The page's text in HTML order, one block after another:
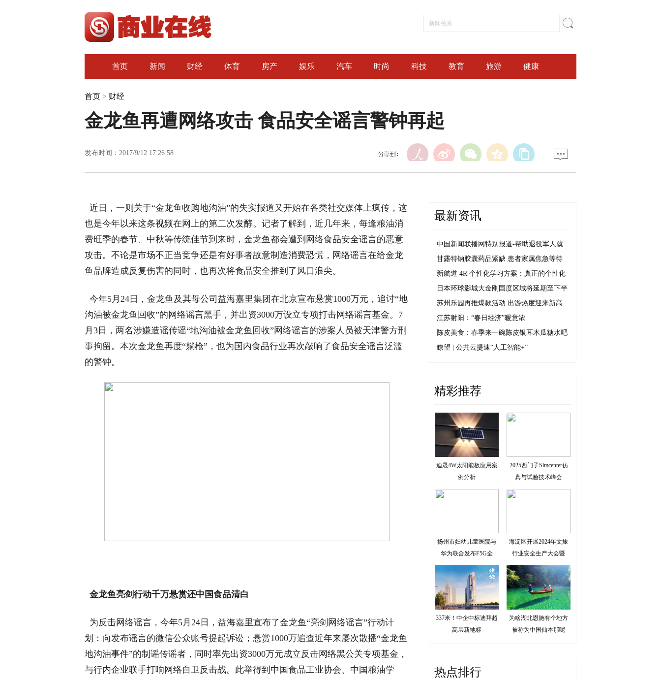
首页 新闻 财经 体育 房产 娱乐 汽车 时尚 科技 教育 旅游 健康
首页 > 财经
金龙鱼再遭网络攻击 食品安全谣言警钟再起
发布时间：2017/9/12 17:26:58
近日，一则关于“金龙鱼收购地沟油”的失实报道又开始在各类社交媒体上疯传，这
也是今年以来这条视频在网上的第二次发酵。记者了解到，近几年来，每逢粮油消
费旺季的春节、中秋等传统佳节到来时，金龙鱼都会遭到网络食品安全谣言的恶意
攻击。不论是市场不正当竞争还是有好事者故意制造消费恐慌，网络谣言在给金龙
鱼品牌造成反复伤害的同时，也再次将食品安全推到了风口浪尖。
今年5月24日，金龙鱼及其母公司益海嘉里集团在北京宣布悬赏1000万元，追讨“地
沟油被金龙鱼回收”的网络谣言黑手，并出资3000万设立专项打击网络谣言基金。7
月3日，两名涉嫌造谣传谣“地沟油被金龙鱼回收”网络谣言的涉案人员被天津警方刑
事拘留。本次金龙鱼再度“躺枪”，也为国内食品行业再次敲响了食品安全谣言泛滥
的警钟。
金龙鱼亮剑行动千万悬赏还中国食品清白
为反击网络谣言，今年5月24日，益海嘉里宣布了金龙鱼“亮剑网络谣言”行动计
划：向发布谣言的微信公众账号提起诉讼；悬赏1000万追查近年来屡次散播“金龙鱼
地沟油事件”的制谣传谣者，同时率先出资3000万元成立反击网络黑公关专项基金，
与行内企业联手打响网络自卫反击战。此举得到中国食品工业协会、中国粮油学
最新资讯
中国新闻联播网特别报道-帮助退役军人就
甘露特钠胶囊药品紧缺 患者家属焦急等待
新航道 4R 个性化学习方案：真正的个性化
日本环球影城大金刚国度区域将延期至下半
苏州乐园再推爆款活动 出游热度迎来新高
江苏射阳：“春日经济”暖意浓
陈皮美食：春季来一碗陈皮银耳木瓜糖水吧
瞭望 | 公共云提速“人工智能+”
精彩推荐
迪晟4W太阳能板应用案
例分析
2025西门子Simcenter仿
真与试验技术峰会
扬州市妇幼儿童医院与
华为联合发布F5G全
海淀区开展2024年文旅
行业安全生产大会暨
337米！中企中标迪拜超
高层新地标
为啥湖北恩施有个地方
被称为中国仙本那呢
热点排行